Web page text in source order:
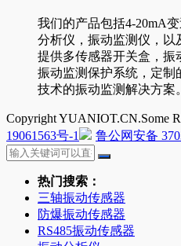
我们的产品包括4-20mA
分析仪，振动监测仪，以
提供多传感器开关盒，振
振动监测保护系统，定制
技术的振动监测解决方案。
Copyright YUANIOT.CN.Some
19061563号-1
鲁公网安备
热门搜索：
三轴振动传感器
防爆振动传感器
RS485振动传感器